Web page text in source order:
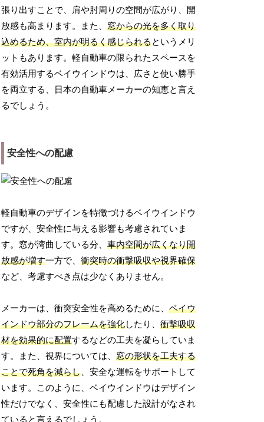
張り出すことで、肩や肘周りの空間が広がり、開
放感も高まります。また、窓からの光を多く取り
込めるため、室内が明るく感じられるというメリ
ットもあります。軽自動車の限られたスペースを
有効活用するベイウインドウは、広さと使い勝手
を両立する、日本の自動車メーカーの知恵と言え
るでしょう。
安全性への配慮
軽自動車のデザインを特徴づけるベイウインドウ
ですが、安全性に与える影響も考慮されていま
す。窓が湾曲している分、車内空間が広くなり開
放感が増す一方で、衝突時の衝撃吸収や視界確保
など、考慮すべき点は少なくありません。
メーカーは、衝突安全性を高めるために、ベイウ
インドウ部分のフレームを強化したり、衝撃吸収
材を効果的に配置するなどの工夫を凝らしていま
す。また、視界については、窓の形状を工夫する
ことで死角を減らし 、安全な運転をサポートして
います。このように、ベイウインドウはデザイン
性だけでなく、安全性にも配慮した設計がなされ
ていると言えるでしょう。